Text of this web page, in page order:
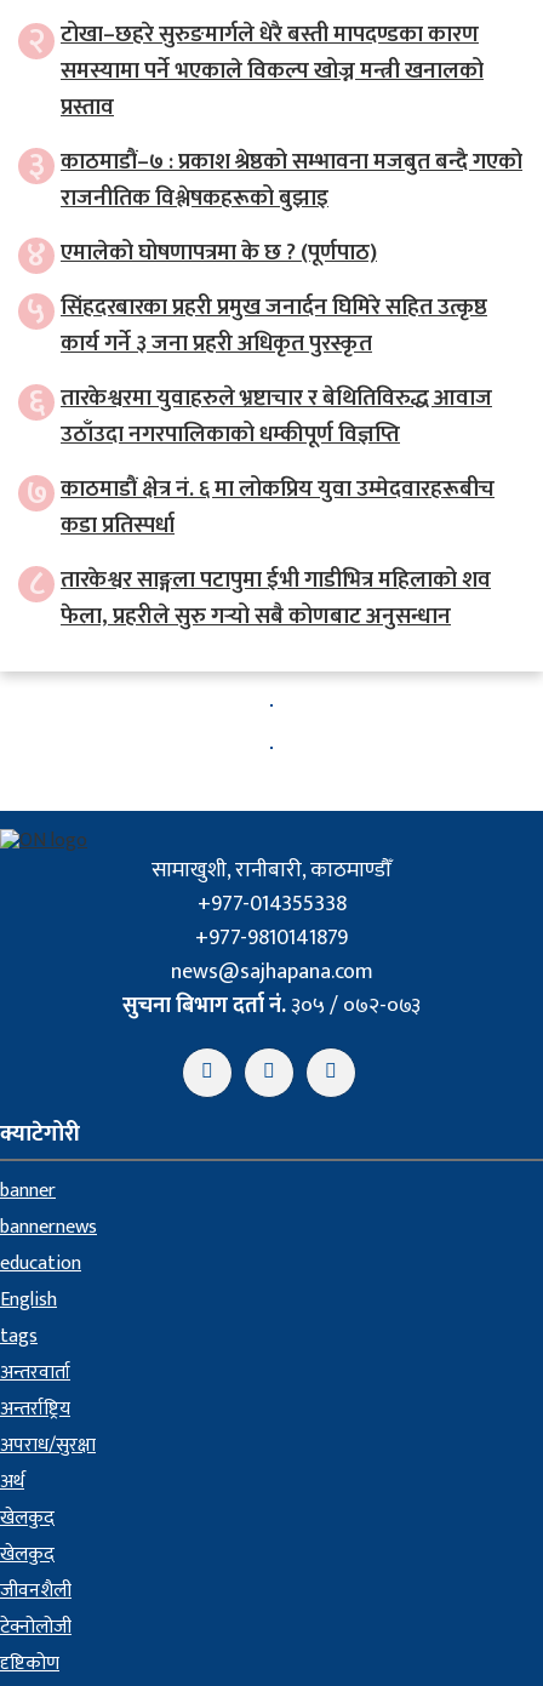
२ टोखा–छहरे सुरुङमार्गले धेरै बस्ती मापदण्डका कारण
समस्यामा पर्ने भएकाले विकल्प खोज्न मन्त्री खनालको
प्रस्ताव
३ काठमाडौं–७ : प्रकाश श्रेष्ठको सम्भावना मजबुत बन्दै गएको
राजनीतिक विश्लेषकहरूको बुझाइ
४ एमालेको घोषणापत्रमा के छ ? (पूर्णपाठ)
५ सिंहदरबारका प्रहरी प्रमुख जनार्दन घिमिरे सहित उत्कृष्ठ
कार्य गर्ने ३ जना प्रहरी अधिकृत पुरस्कृत
६ तारकेश्वरमा युवाहरुले भ्रष्टाचार र बेथितिविरुद्ध आवाज
उठाँउदा नगरपालिकाको धम्कीपूर्ण विज्ञप्ति
७ काठमाडौं क्षेत्र नं. ६ मा लोकप्रिय युवा उम्मेदवारहरूबीच
कडा प्रतिस्पर्धा
८ तारकेश्वर साङ्गला पटापुमा ईभी गाडीभित्र महिलाको शव
फेला, प्रहरीले सुरु गर्‍यो सबै कोणबाट अनुसन्धान
सामाखुशी, रानीबारी, काठमाण्डौँ
+977-014355338
+977-9810141879
news@sajhapana.com
सुचना बिभाग दर्ता नं.३०५ / ०७२-०७३
क्याटेगोरी
banner
bannernews
education
English
tags
अन्तरवार्ता
अन्तर्राष्ट्रिय
अपराध/सुरक्षा
अर्थ
खेलकुद
खेलकुद
जीवनशैली
टेक्नोलोजी
दृष्टिकोण